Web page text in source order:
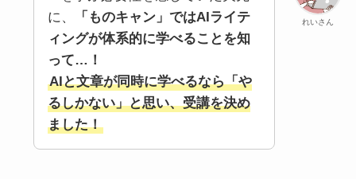
れいさん
に、
「ものキャン」ではAIライテ
ィングが体系的に学べることを知
って…！
AIと文章が同時に学べるなら「や
るしかない」と思い、受講を決め
ました！